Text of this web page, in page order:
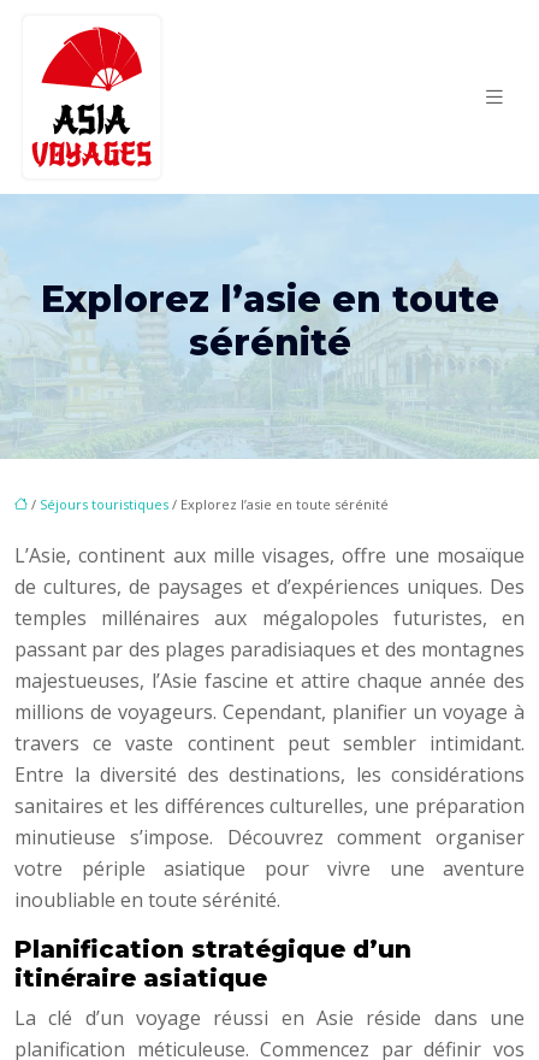
Explorez l’asie en toute
sérénité
/ Séjours touristiques / Explorez l’asie en toute sérénité
L’Asie, continent aux mille visages, offre une mosaïque
de cultures, de paysages et d’expériences uniques. Des
temples millénaires aux mégalopoles futuristes, en
passant par des plages paradisiaques et des montagnes
majestueuses, l’Asie fascine et attire chaque année des
millions de voyageurs. Cependant, planifier un voyage à
travers ce vaste continent peut sembler intimidant.
Entre la diversité des destinations, les considérations
sanitaires et les différences culturelles, une préparation
minutieuse s’impose. Découvrez comment organiser
votre périple asiatique pour vivre une aventure
inoubliable en toute sérénité.
Planification stratégique d’un
itinéraire asiatique
La clé d’un voyage réussi en Asie réside dans une
planification méticuleuse. Commencez par définir vos